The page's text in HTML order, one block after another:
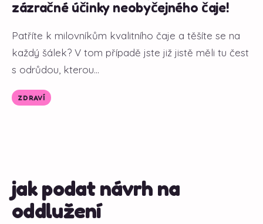
zázračné účinky neobyčejného čaje!
Patříte k milovníkům kvalitního čaje a těšíte se na
každý šálek? V tom případě jste již jistě měli tu čest
s odrůdou, kterou...
ZDRAVÍ
jak podat návrh na
oddlužení